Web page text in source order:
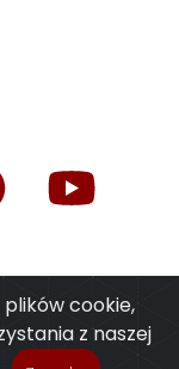
cookie,
z naszej